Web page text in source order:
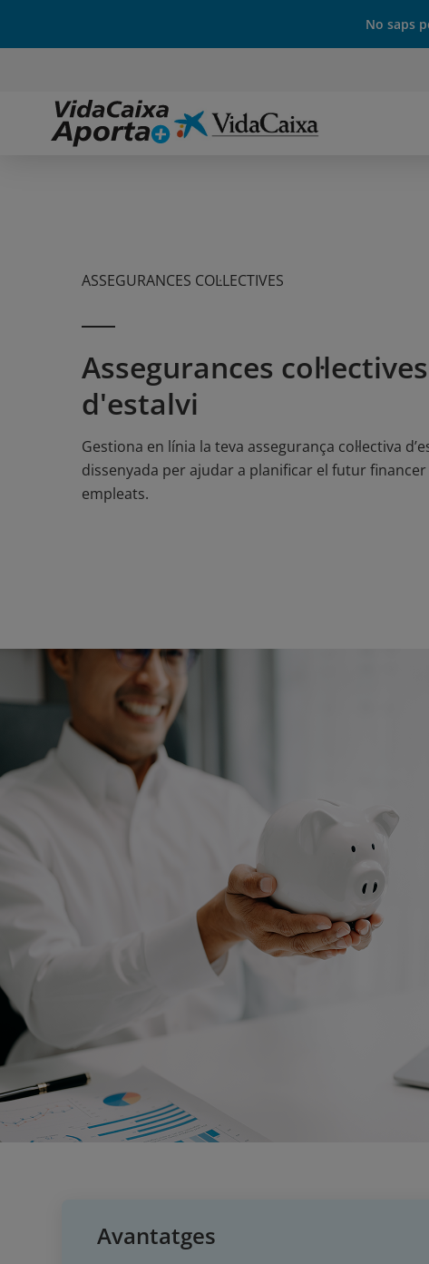
No saps
ASSEGURANCES COL·LECTIVES
Assegurances col·lectives
d'estalvi
Gestiona en línia la teva assegurança col·lectiva
dissenyada per ajudar a planificar el futur
empleats.
Avantatges